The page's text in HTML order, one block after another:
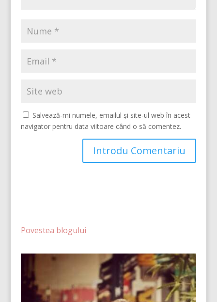
Salvează-mi numele, emailul și site-ul web în acest
navigator pentru data viitoare când o să comentez.
Povestea blogului